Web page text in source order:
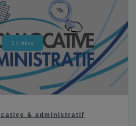
3 vidéos
& administratif